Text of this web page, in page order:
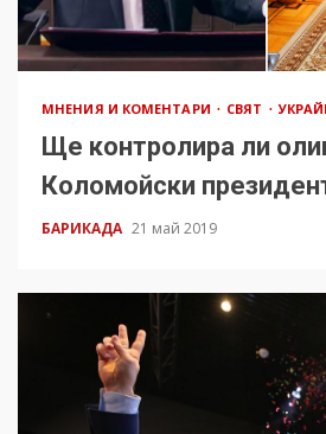
МНЕНИЯ И КОМЕНТАРИ СВЯТ
Ще контролира ли
Коломойски
БАРИКАДА 21 май 2019